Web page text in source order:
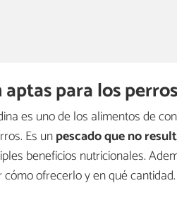
para los
es uno de los alimentos de
Es unpescado queno
beneficios nutricionales.
ofrecerlo y en qué cantidad.